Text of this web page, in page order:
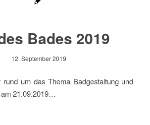
Bades 2019
12. September 2019
um das Thema Badgestaltung und
21.09.2019…